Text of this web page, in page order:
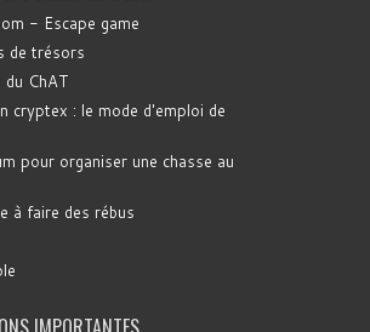
- Escape game
de trésors
du ChAT
cryptex : le mode d'emploi de
pour organiser une chasse au
à faire des rébus